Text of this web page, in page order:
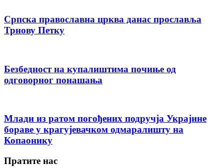
Српска православна црква данас прославља
Трнову Петку
Безбедност на купалиштима почиње од
одговорног понашања
Млади из ратом погођених подручја Украјине
бораве у крагујевачком одмаралишту на
Копаонику
Пратите нас